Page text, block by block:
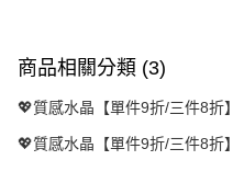
商品相關分類 (3)
💖質感水晶【單件9折/三件8折】
💖質感水晶【單件9折/三件8折】